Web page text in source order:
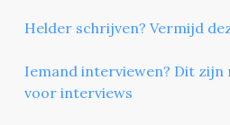
Helder schrijven? Vermijd
Iemand interviewen? Dit zijn
voor interviews